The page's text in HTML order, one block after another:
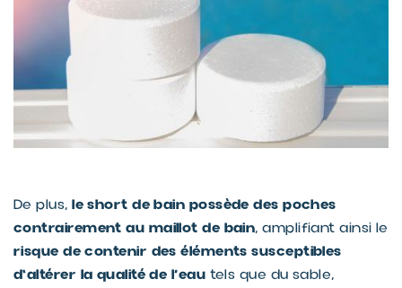
De plus, le short de bain possède des poches
contrairement au maillot de bain, amplifiant ainsi le
risque de contenir des éléments susceptibles
d'altérer la qualité de l’eau tels que du sable,